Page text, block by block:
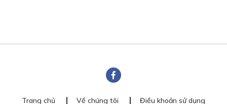
Trang chủ Về chúng tôi Điều khoản sử dụng